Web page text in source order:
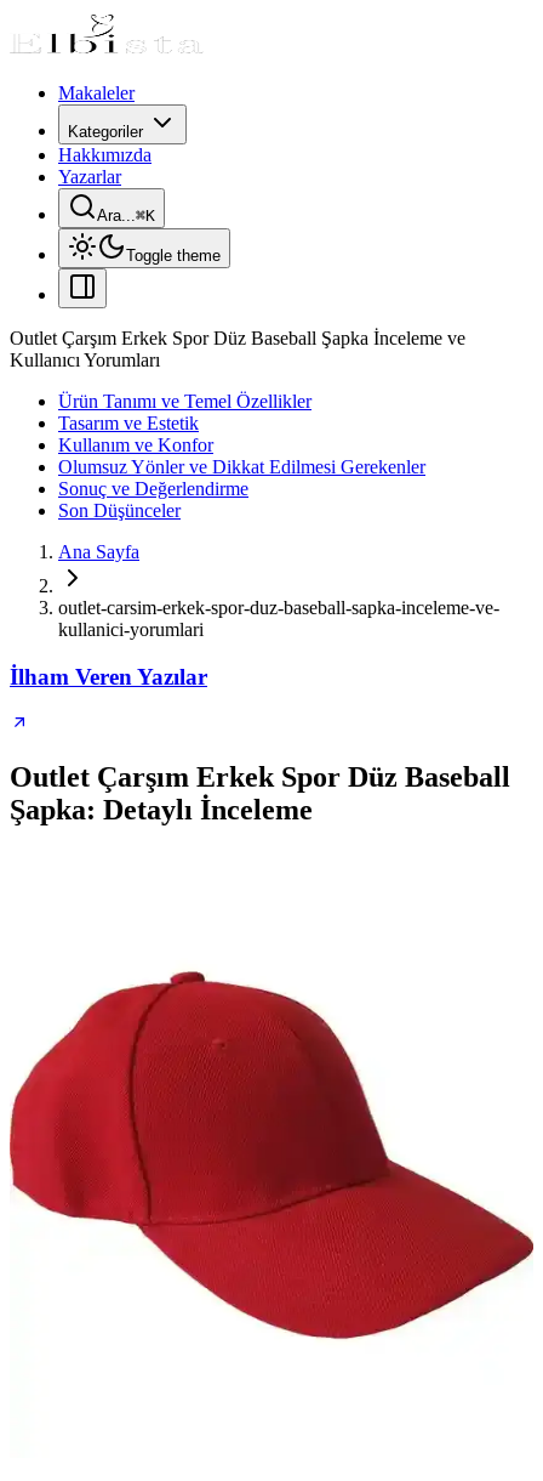
Makaleler
Kategoriler
Hakkımızda
Yazarlar
Ara...⌘K
Toggle theme
Outlet Çarşım Erkek Spor Düz Baseball Şapka İnceleme ve
Kullanıcı Yorumları
Ürün Tanımı ve Temel Özellikler
Tasarım ve Estetik
Kullanım ve Konfor
Olumsuz Yönler ve Dikkat Edilmesi Gerekenler
Sonuç ve Değerlendirme
Son Düşünceler
Ana Sayfa
outlet-carsim-erkek-spor-duz-baseball-sapka-inceleme-ve-
kullanici-yorumlari
İlham Veren Yazılar
Outlet Çarşım Erkek Spor Düz Baseball
Şapka: Detaylı İnceleme